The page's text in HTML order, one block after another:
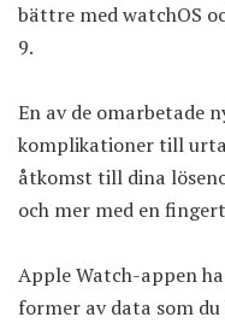
bättre med watchOS
9.
En av de omarbetade
komplikationer till
åtkomst till dina
och mer med en
Apple Watch-appen
former av data som